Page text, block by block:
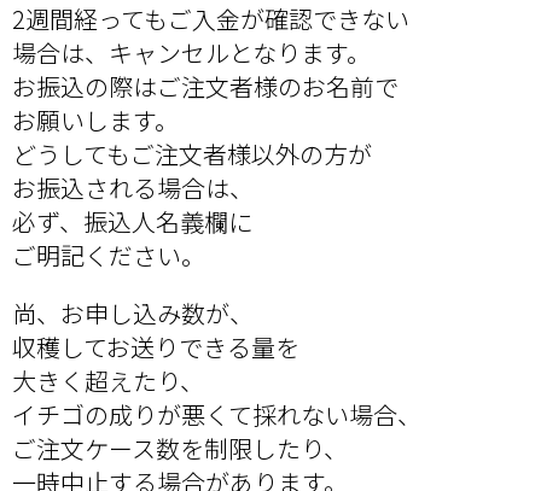
2週間経ってもご入金が確認できない
場合は、キャンセルとなります。
お振込の際はご注文者様のお名前で
お願いします。
どうしてもご注文者様以外の方が
お振込される場合は、
必ず、振込人名義欄に
ご明記ください。
尚、お申し込み数が、
収穫してお送りできる量を
大きく超えたり、
イチゴの成りが悪くて採れない場合、
ご注文ケース数を制限したり、
一時中止する場合があります。